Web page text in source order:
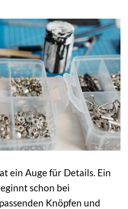
ein Auge für Details. Ein
schon bei
Knöpfen und